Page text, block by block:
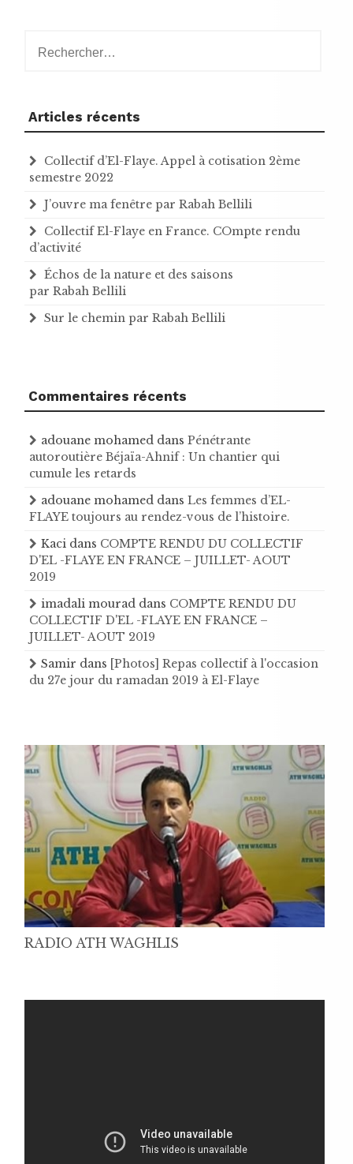
Articles récents
Collectif d’El-Flaye. Appel à cotisation 2ème
semestre 2022
J’ouvre ma fenêtre par Rabah Bellili
Collectif El-Flaye en France. COmpte rendu
d’activité
Échos de la nature et des saisons
par Rabah Bellili
Sur le chemin par Rabah Bellili
Commentaires récents
adouane mohamed dans Pénétrante
autoroutière Béjaïa-Ahnif : Un chantier qui
cumule les retards
adouane mohamed dans Les femmes d’EL-
FLAYE toujours au rendez-vous de l’histoire .
Kaci dans COMPTE RENDU DU COLLECTIF
D'EL -FLAYE EN FRANCE – JUILLET- AOUT
2019
imadali mourad dans COMPTE RENDU DU
COLLECTIF D'EL -FLAYE EN FRANCE –
JUILLET- AOUT 2019
Samir dans [Photos] Repas collectif à l'occasion
du 27e jour du ramadan 2019 à El-Flaye
RADIO ATH WAGHLIS